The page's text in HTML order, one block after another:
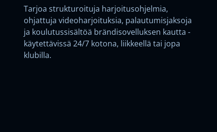
Tarjoa strukturoituja harjoitusohjelmia,
ohjattuja videoharjoituksia, palautumisjaksoja
ja koulutussisältöä brändisovelluksen kautta -
käytettävissä 24/7 kotona, liikkeellä tai jopa
klubilla.